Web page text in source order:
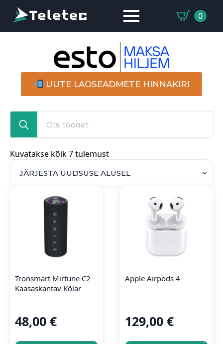
0
UUTE LAOSEADMETE HINNAKIRI
Search
for:
Kuvatakse kõik 7 tulemustSorted
latest
Tronsmart Mirtune C2
Kaasaskantav Kõlar
48,00 €
Apple Airpods 4
129,00 €